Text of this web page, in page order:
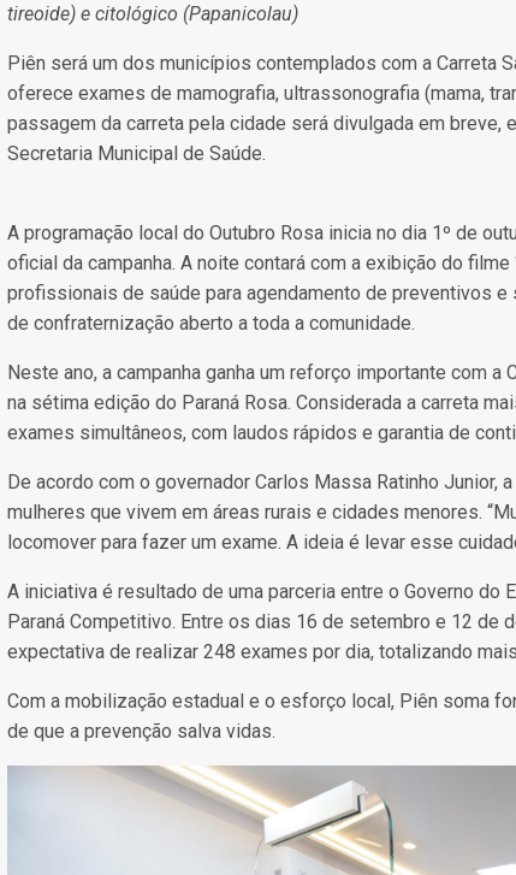
tireoide) e citológico (Papanicolau)
Piên será um dos municípios contemplados com a Carreta
oferece exames de mamografia, ultrassonografia (mama,
passagem da carreta pela cidade será divulgada em
Secretaria Municipal de Saúde.
A programação local do Outubro Rosa inicia no dia 1º de
oficial da campanha. A noite contará com a exibição do
profissionais de saúde para agendamento de preventivos
de confraternização aberto a toda a comunidade.
Neste ano, a campanha ganha um reforço importante com a
na sétima edição do Paraná Rosa. Considerada a carreta
exames simultâneos, com laudos rápidos e garantia de
De acordo com o governador Carlos Massa Ratinho
mulheres que vivem em áreas rurais e cidades menores.
locomover para fazer um exame. A ideia é levar esse
A iniciativa é resultado de uma parceria entre o Governo
Paraná Competitivo. Entre os dias 16 de setembro e 12 de
expectativa de realizar 248 exames por dia, totalizando
Com a mobilização estadual e o esforço local, Piên soma
de que a prevenção salva vidas.